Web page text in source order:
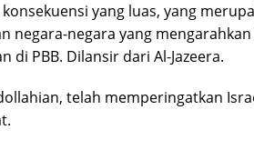
yang luas, yang
negara-negara yang
PBB. Dilansir dari Al-Jazeera.
telah memperingatkan